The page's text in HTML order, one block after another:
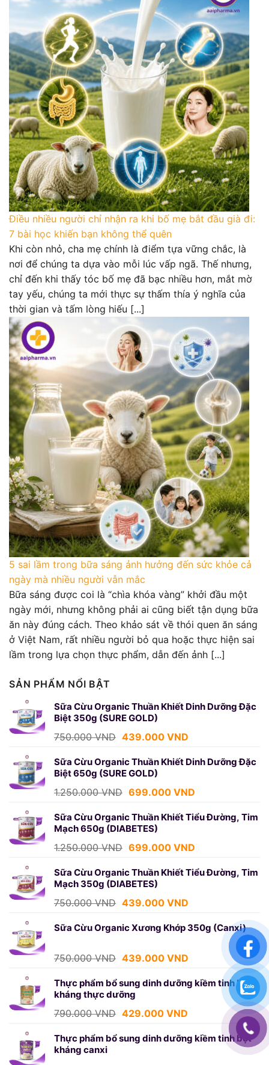
Điều nhiều người chỉ nhận ra khi bố mẹ bắt đầu già đi:
7 bài học khiến bạn không thể quên
Khi còn nhỏ, cha mẹ chính là điểm tựa vững chắc, là
nơi để chúng ta dựa vào mỗi lúc vấp ngã. Thế nhưng,
chỉ đến khi thấy tóc bố mẹ đã bạc nhiều hơn, mắt mờ
tay yếu, chúng ta mới thực sự thấm thía ý nghĩa của
thời gian và tấm lòng hiếu [...]
5 sai lầm trong bữa sáng ảnh hưởng đến sức khỏe cả
ngày mà nhiều người vẫn mắc
Bữa sáng được coi là “chìa khóa vàng” khởi đầu một
ngày mới, nhưng không phải ai cũng biết tận dụng bữa
ăn này đúng cách. Theo khảo sát về thói quen ăn sáng
ở Việt Nam, rất nhiều người bỏ qua hoặc thực hiện sai
lầm trong lựa chọn thực phẩm, dẫn đến ảnh [...]
SẢN PHẨM NỔI BẬT
Sữa Cừu Organic Thuần Khiết Dinh Dưỡng Đặc
Biệt 350g (SURE GOLD)
750.000VND Giá
là:
750.000 VND.
439.000 VNDGiá
tại
439.000 VND.
Sữa Cừu Organic Thuần Khiết Dinh Dưỡng Đặc
Biệt 650g (SURE GOLD)
1.250.000VND Giá
là:
1.250.000 VND.
699.000 VNDGiá
tại
Sữa Cừu Organic Thuần Khiết Tiểu Đường, Tim
Mạch 650g (DIABETES)
1.250.000VND Giá
là:
1.250.000 VND.
699.000 VNDGiá
tại
Sữa Cừu Organic Thuần Khiết Tiểu Đường, Tim
Mạch 350g (DIABETES)
750.000VND Giá
là:
439.000 VNDGiá
tại
439.000 VND.
Sữa Cừu Organic Xương Khớp 350g (Canxi)
750.000VND Giá
là:
750.000 VND.
439.000 VNDGiá
tại
439.000 VND.
Thực phẩm bổ sung dinh dưỡng kiềm tinh bột
kháng thực dưỡng
790.000VND Giá
là:
429.000 VNDGiá
tại
Thực phẩm bổ sung dinh dưỡng kiềm tinh bột
kháng canxi